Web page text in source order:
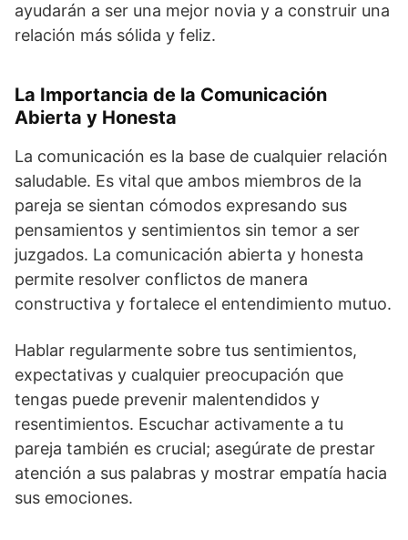
ayudarán a ser una mejor novia y a construir una
relación más sólida y feliz.
La Importancia de la Comunicación
Abierta y Honesta
La comunicación es la base de cualquier relación
saludable. Es vital que ambos miembros de la
pareja se sientan cómodos expresando sus
pensamientos y sentimientos sin temor a ser
juzgados. La comunicación abierta y honesta
permite resolver conflictos de manera
constructiva y fortalece el entendimiento mutuo.
Hablar regularmente sobre tus sentimientos,
expectativas y cualquier preocupación que
tengas puede prevenir malentendidos y
resentimientos. Escuchar activamente a tu
pareja también es crucial; asegúrate de prestar
atención a sus palabras y mostrar empatía hacia
sus emociones.